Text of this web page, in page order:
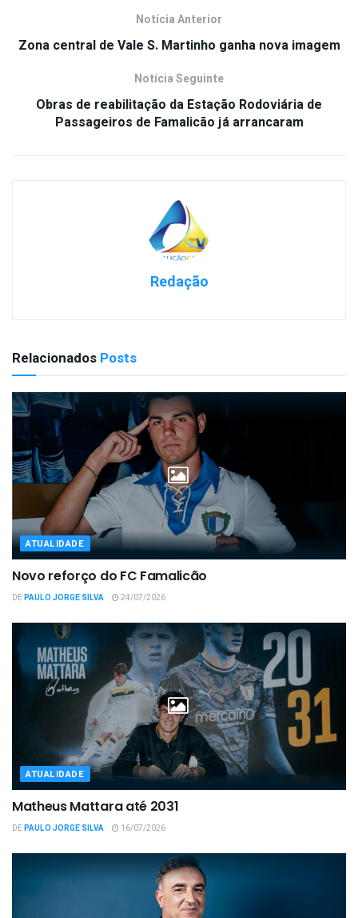
Notícia Anterior
Zona central de Vale S. Martinho ganha nova imagem
Notícia Seguinte
Obras de reabilitação da Estação Rodoviária de
Passageiros de Famalicão já arrancaram
Redação
Relacionados Posts
ATUALIDADE
Novo reforço do FC Famalicão
DEPAULO JORGE SILVA 24/07/2026
ATUALIDADE
Matheus Mattara até 2031
DEPAULO JORGE SILVA 16/07/2026